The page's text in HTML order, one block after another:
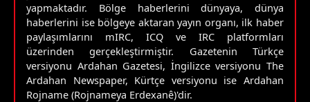
yapmaktadır. Bölge haberlerini dünyaya, dünya
haberlerini ise bölgeye aktaran yayın organı, ilk haber
paylaşımlarını mIRC, ICQ ve IRC platformları
üzerinden gerçekleştirmiştir. Gazetenin Türkçe
versiyonu Ardahan Gazetesi, İngilizce versiyonu The
Ardahan Newspaper, Kürtçe versiyonu ise Ardahan
Rojname (Rojnameya Erdexanê)'dir.